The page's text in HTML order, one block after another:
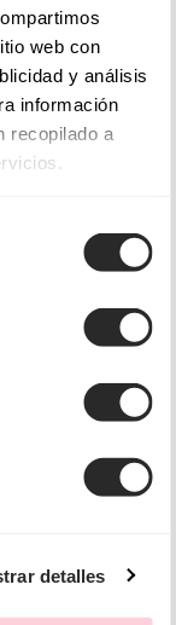
web con
y análisis
información
recopilado a
detalles